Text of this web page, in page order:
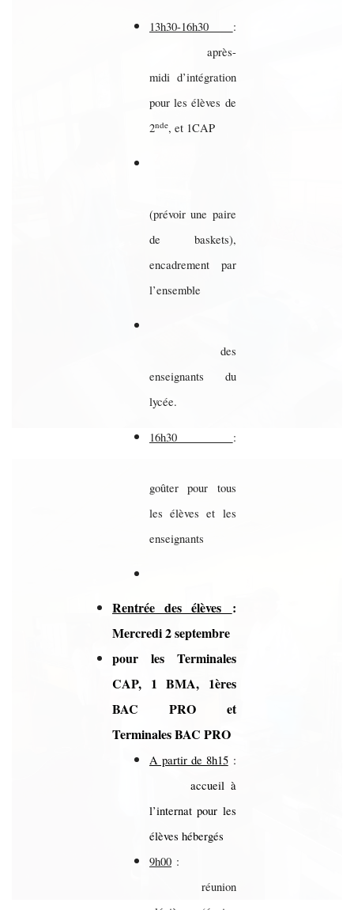
13h30-16h30 :
après-
midi d’intégration
pour les élèves de
2nde, et 1CAP
(prévoir une paire
de baskets),
encadrement par
l’ensemble
des
enseignants du
lycée.
16h30 :
goûter pour tous
les élèves et les
enseignants
Rentrée des élèves :
Mercredi 2 septembre
pour les Terminales
CAP, 1 BMA, 1ères
BAC PRO et
Terminales BAC PRO
A partir de 8h15:
accueil à
l’internat pour les
élèves hébergés
9h00 :
réunion